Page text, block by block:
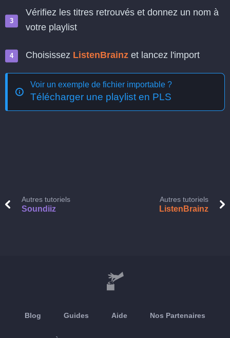
Vérifiez les titres retrouvés et donnez un nom à
votre playlist
Choisissez ListenBrainz et lancez l'import
Voir un exemple de fichier importable ?
Télécharger une playlist en PLS
Autres tutoriels
Soundiiz
Autres tutoriels
ListenBrainz
Blog Guides Aide Nos Partenaires